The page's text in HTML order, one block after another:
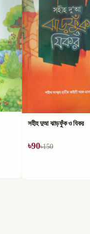
সহীহ দুআ ঝাড়ফুঁক ও যিকর
৳90৳150